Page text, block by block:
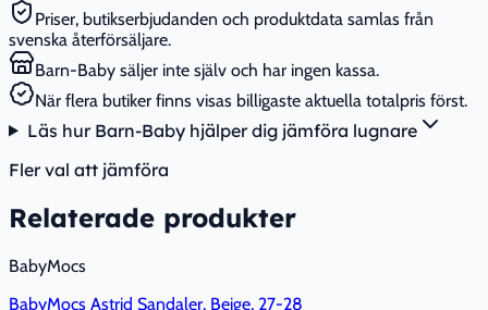
Priser, butikserbjudanden och produktdata samlas från
svenska återförsäljare.
Barn-Baby säljer inte själv och har ingen kassa.
När flera butiker finns visas billigaste aktuella totalpris först.
Läs hur Barn-Baby hjälper dig jämföra lugnare
Fler val att jämföra
Relaterade produkter
BabyMocs
BabyMocs Astrid Sandaler, Beige, 27-28